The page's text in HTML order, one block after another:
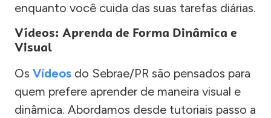
enquanto você cuida das suas tarefas diárias.
Vídeos: Aprenda de Forma Dinâmica e
Visual
Os Vídeos do Sebrae/PR são pensados para
quem prefere aprender de maneira visual e
dinâmica. Abordamos desde tutoriais passo a